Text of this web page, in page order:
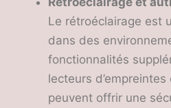
Le rétroéclairage est
dans des
fonctionnalités
lecteurs
peuvent offrir une